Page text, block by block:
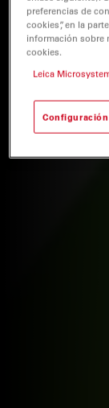
preferencias de
cookies”, en la
información sobre
cookies.
Leica